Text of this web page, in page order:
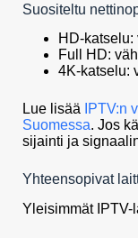
Suositeltu
HD-
Full HD:
4K-katselu:
Lue lisää IPTV:n
Suomessa. Jos
sijainti ja
Yhteensopivat
Yleisimmät IPTV-